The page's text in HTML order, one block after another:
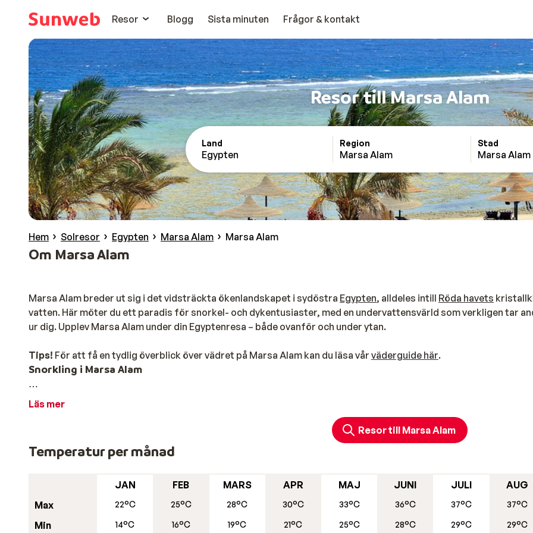
Resor
Blogg Sista minuten Frågor & kontakt
Resor till Marsa Alam
Land
Egypten
Region
Marsa Alam
Stad
Marsa Alam
Hem Solresor Egypten Marsa Alam Marsa Alam
Om Marsa Alam
Marsa Alam breder ut sig i det vidsträckta ökenlandskapet i sydöstra Egypten, alldeles intill Röda havets
vatten. Här möter du ett paradis för snorkel- och dykentusiaster, med en undervattensvärld som verkligen tar
ur dig. Upplev Marsa Alam under din Egyptenresa – både ovanför och under ytan.
Tips! För att få en tydlig överblick över vädret på Marsa Alam kan du läsa vår väderguide här.
Snorkling i Marsa Alam
Så kallade husrev finns utanför kusten vid de flesta resorter. Det innebär att du bara behöver kliva ner i vattnet –
undervattensvärlden. Synen av vajande koraller och färgsprakande fiskar är en upplevelse i sig.
För dig som söker mer undervattensäventyr är Sataya, även känt som Dolphin House, hem för dussintals lekfulla
(sjöko) eller en havssköldpadda.
Äventyr på Supersafari
Läs mer
Resor till Marsa Alam
Temperatur per månad
Max
Min
JAN
22°C
14°C
FEB
25°C
16°C
MARS
28°C
19°C
APR
30°C
21°C
MAJ
33°C
25°C
JUNI
36°C
28°C
JULI
37°C
29°C
AUG
37°C
29°C